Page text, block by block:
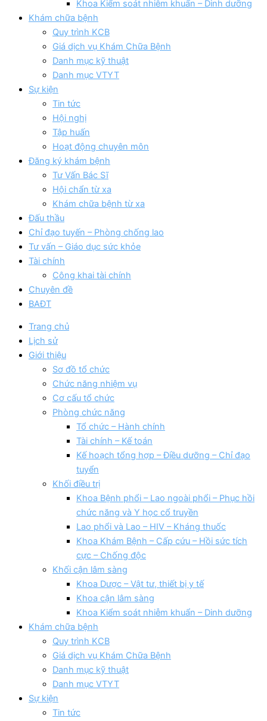
Khoa Kiểm soát nhiễm khuẩn – Dinh dưỡng
Khám chữa bệnh
Quy trình KCB
Giá dịch vụ Khám Chữa Bệnh
Danh mục kỹ thuật
Danh mục VTYT
Sự kiện
Tin tức
Hội nghị
Tập huấn
Hoạt động chuyên môn
Đăng ký khám bệnh
Tư Vấn Bác Sĩ
Hội chẩn từ xa
Khám chữa bệnh từ xa
Đấu thầu
Chỉ đạo tuyến – Phòng chống lao
Tư vấn – Giáo dục sức khỏe
Tài chính
Công khai tài chính
Chuyên đề
BAĐT
Trang chủ
Lịch sử
Giới thiệu
Sơ đồ tổ chức
Chức năng nhiệm vụ
Cơ cấu tổ chức
Phòng chức năng
Tổ chức – Hành chính
Tài chính – Kế toán
Kế hoạch tổng hợp – Điều dưỡng – Chỉ đạo
tuyển
Khối điều trị
Khoa Bệnh phổi – Lao ngoài phổi – Phục hồi
chức năng và Y học cổ truyền
Lao phổi và Lao – HIV – Kháng thuốc
Khoa Khám Bệnh – Cấp cứu – Hồi sức tích
cực – Chống độc
Khối cận lâm sàng
Khoa Dược – Vật tư, thiết bị y tế
Khoa cận lâm sàng
Khoa Kiểm soát nhiễm khuẩn – Dinh dưỡng
Khám chữa bệnh
Quy trình KCB
Giá dịch vụ Khám Chữa Bệnh
Danh mục kỹ thuật
Danh mục VTYT
Sự kiện
Tin tức